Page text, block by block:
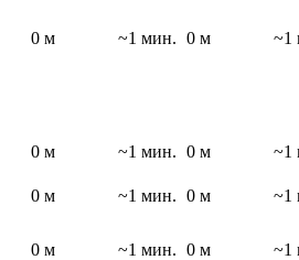
0 м ~1 мин. 0 м ~1
0 м ~1 мин. 0 м
~1
0 м ~1 мин. 0 м
~1
0 м ~1 мин. 0 м ~1